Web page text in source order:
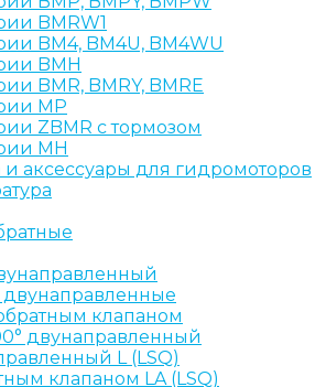
BMRW1
BМ4, BM4U, BМ4WU
BМH
BМR, BMRY, BМRE
MP
ZBMR с тормозом
МH
и аксессуары для гидромоторов
клапаном
двунаправленный
L (LSQ)
клапаном LA (LSQ)